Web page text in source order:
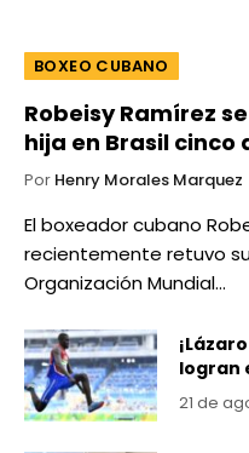
BOXEO CUBANO
Robeisy Ramírez
hija en Brasil cinco
Por Henry Morales Marquez
El boxeador cubano
recientemente retuvo
Organización Mundial…
logran
21 de